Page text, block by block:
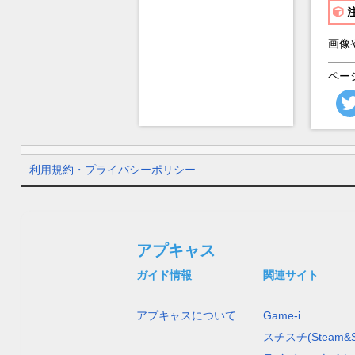
画像
ペー
利用規約・プライバシーポリシー
アプキャス
ガイド情報
アプキャスについて
関連サイト
Game-i
スチスチ